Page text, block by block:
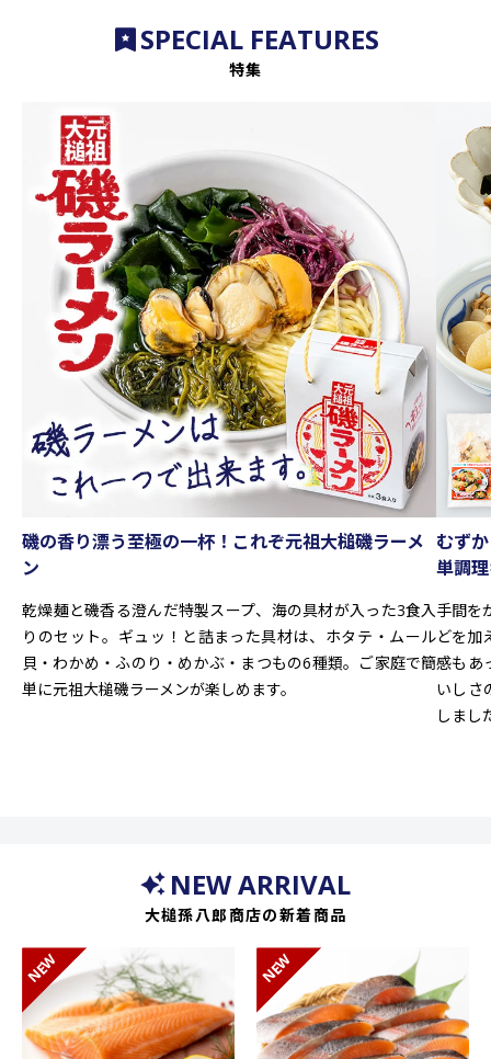
SPECIAL FEATURES
特集
磯の香り漂う至極の一杯！これぞ元祖大槌磯ラーメ
ン
乾燥麺と磯香る澄んだ特製スープ、海の具材が入った3食入
りのセット。ギュッ！と詰まった具材は、ホタテ・ムール
貝・わかめ・ふのり・めかぶ・まつもの6種類。ご家庭で簡
単に元祖大槌磯ラーメンが楽しめます。
むず
単調
手間を
どを加
感もあ
いしさ
しまし
NEW ARRIVAL
大槌孫八郎商店の新着商品